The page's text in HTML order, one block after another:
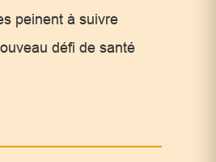
peinent à suivre
défi de santé